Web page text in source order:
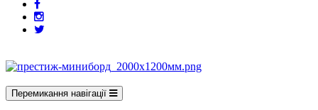
Перемикання навігації